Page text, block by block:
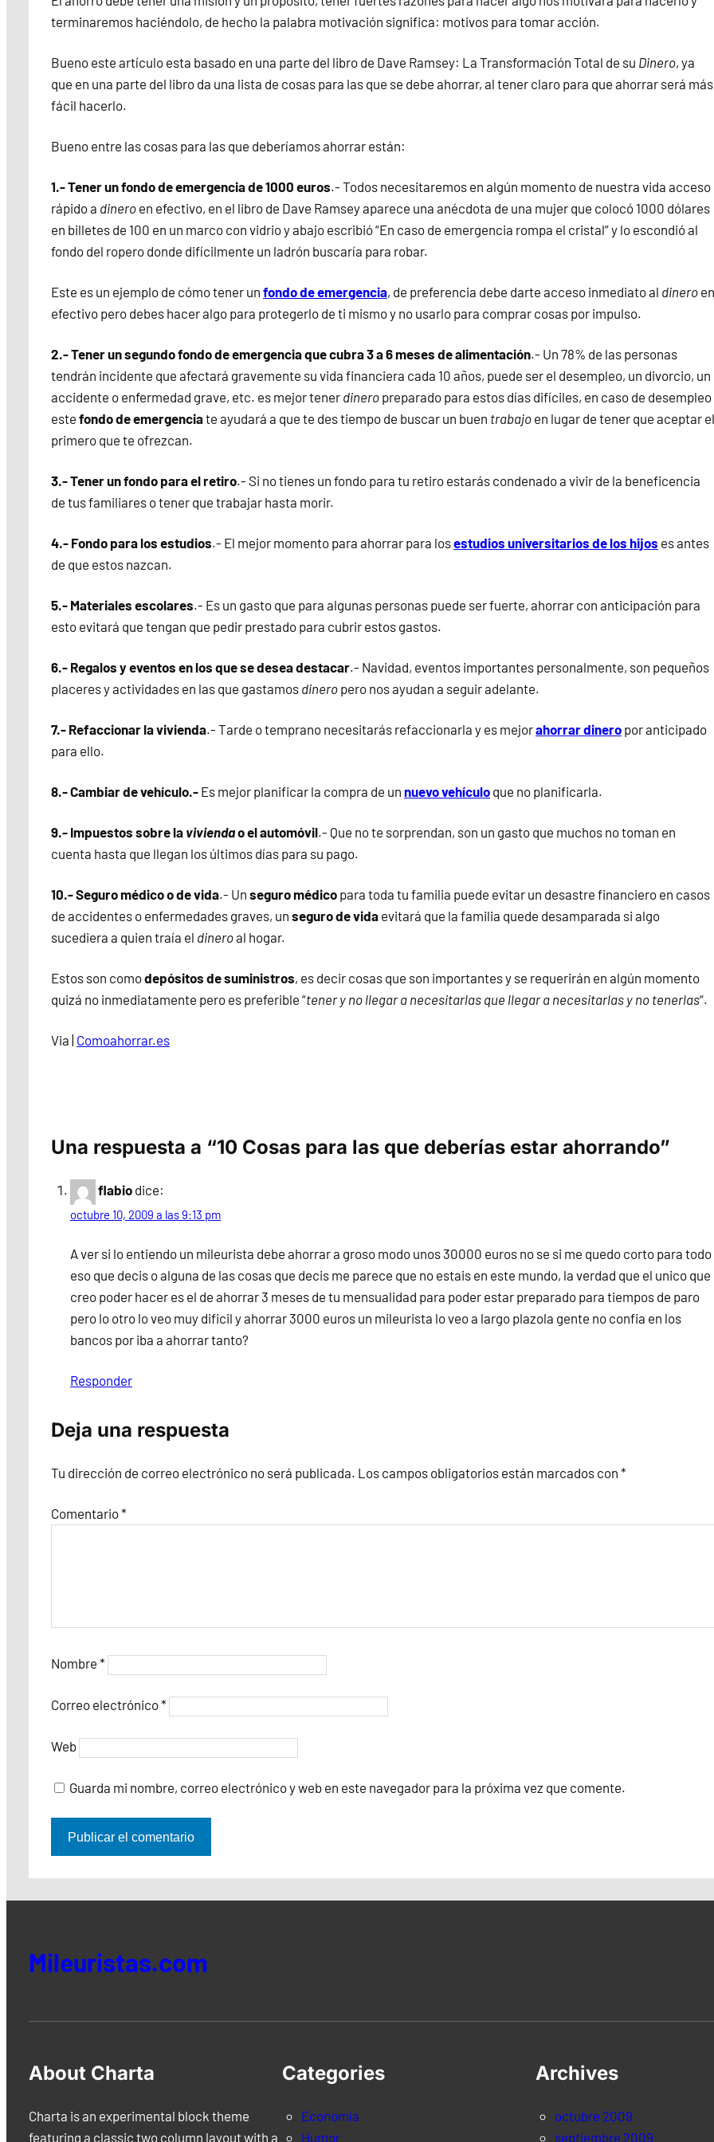
terminaremos haciéndolo, de hecho la palabra motivación significa: motivos para tomar acción.
Bueno este artículo esta basado en una parte del libro de Dave Ramsey: La Transformación Total de su Dinero, ya
que en una parte del libro da una lista de cosas para las que se debe ahorrar, al tener claro para que ahorrar será más
fácil hacerlo.
Bueno entre las cosas para las que deberíamos ahorrar están:
1.- Tener un fondo de emergencia de 1000 euros.- Todos necesitaremos en algún momento de nuestra vida acceso
rápido a dinero en efectivo, en el libro de Dave Ramsey aparece una anécdota de una mujer que colocó 1000 dólares
en billetes de 100 en un marco con vidrio y abajo escribió “En caso de emergencia rompa el cristal” y lo escondió al
fondo del ropero donde difícilmente un ladrón buscaría para robar.
Este es un ejemplo de cómo tener un fondo de emergencia, de preferencia debe darte acceso inmediato al dinero en
efectivo pero debes hacer algo para protegerlo de ti mismo y no usarlo para comprar cosas por impulso.
2.- Tener un segundo fondo de emergencia que cubra 3 a 6 meses de alimentación.- Un 78% de las personas
tendrán incidente que afectará gravemente su vida financiera cada 10 años, puede ser el desempleo, un divorcio, un
accidente o enfermedad grave, etc. es mejor tener dinero preparado para estos días difíciles, en caso de desempleo
este fondo de emergenciate ayudará a que te des tiempo de buscar un buen trabajo en lugar de tener que aceptar el
primero que te ofrezcan.
3.- Tener un fondo para el retiro.- Si no tienes un fondo para tu retiro estarás condenado a vivir de la beneficencia
de tus familiares o tener que trabajar hasta morir.
4.- Fondo para los estudios.- El mejor momento para ahorrar para losestudios universitarios de los hijos es antes
de que estos nazcan.
5.- Materiales escolares.- Es un gasto que para algunas personas puede ser fuerte, ahorrar con anticipación para
esto evitará que tengan que pedir prestado para cubrir estos gastos.
6.- Regalos y eventos en los que se desea destacar.- Navidad, eventos importantes personalmente, son pequeños
placeres y actividades en las que gastamos dinero pero nos ayudan a seguir adelante.
7.- Refaccionar la vivienda.- Tarde o temprano necesitarás refaccionarla y es mejorahorrar dinero por anticipado
para ello.
8.- Cambiar de vehículo.- Es mejor planificar la compra de un nuevo vehículo que no planificarla.
9.- Impuestos sobre la viviendao el automóvil.- Que no te sorprendan, son un gasto que muchos no toman en
cuenta hasta que llegan los últimos días para su pago.
10.- Seguro médico o de vida.- Un seguro médico para toda tu familia puede evitar un desastre financiero en casos
de accidentes o enfermedades graves, un seguro de vida evitará que la familia quede desamparada si algo
sucediera a quien traía el dineroal hogar.
Estos son comodepósitos de suministros, es decir cosas que son importantes y se requerirán en algún momento
quizá no inmediatamente pero es preferible “tener y no llegar a necesitarlas que llegar a necesitarlas y no tenerlas“.
Via | Comoahorrar.es
Una respuesta a “10 Cosas para las que deberías estar ahorrando”
flabio dice:
octubre 10, 2009 a las 9:13 pm
A ver si lo entiendo un mileurista debe ahorrar a groso modo unos 30000 euros no se si me quedo corto para todo
eso que decis o alguna de las cosas que decis me parece que no estais en este mundo, la verdad que el unico que
creo poder hacer es el de ahorrar 3 meses de tu mensualidad para poder estar preparado para tiempos de paro
pero lo otro lo veo muy dificil y ahorrar 3000 euros un mileurista lo veo a largo plazola gente no confia en los
bancos por iba a ahorrar tanto?
Responder
Deja una respuesta
Tu dirección de correo electrónico no será publicada. Los campos obligatorios están marcados con *
Comentario*
Nombre *
Correo electrónico*
Web
Guarda mi nombre, correo electrónico y web en este navegador para la próxima vez que comente.
Mileuristas.com
About Charta
Charta is an experimental block theme
featuring a classic two column layout with a
Categories
Economía
Humor
Archives
octubre 2009
septiembre 2009